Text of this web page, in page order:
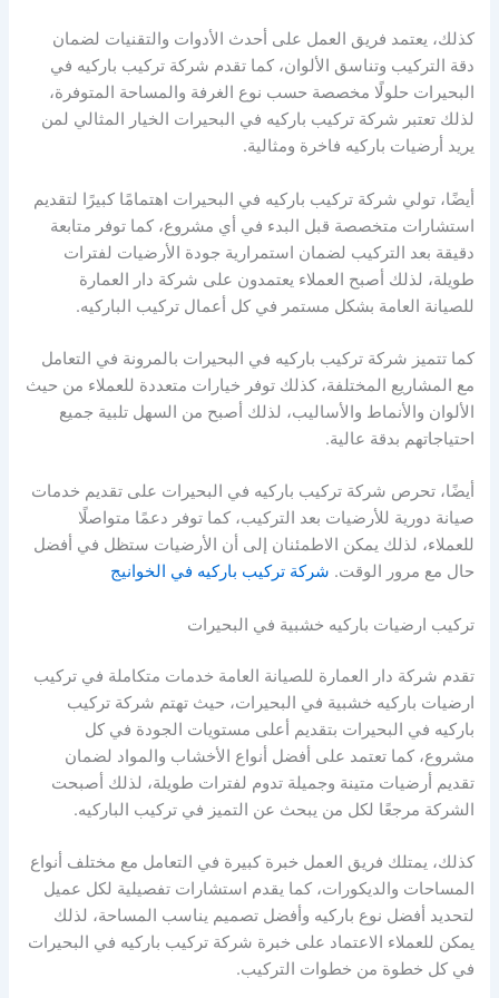
كذلك، يعتمد فريق العمل على أحدث الأدوات والتقنيات لضمان
دقة التركيب وتناسق الألوان، كما تقدم شركة تركيب باركيه في
البحيرات حلولًا مخصصة حسب نوع الغرفة والمساحة المتوفرة،
لذلك تعتبر شركة تركيب باركيه في البحيرات الخيار المثالي لمن
يريد أرضيات باركيه فاخرة ومثالية.
أيضًا، تولي شركة تركيب باركيه في البحيرات اهتمامًا كبيرًا لتقديم
استشارات متخصصة قبل البدء في أي مشروع، كما توفر متابعة
دقيقة بعد التركيب لضمان استمرارية جودة الأرضيات لفترات
طويلة، لذلك أصبح العملاء يعتمدون على شركة دار العمارة
للصيانة العامة بشكل مستمر في كل أعمال تركيب الباركيه.
كما تتميز شركة تركيب باركيه في البحيرات بالمرونة في التعامل
مع المشاريع المختلفة، كذلك توفر خيارات متعددة للعملاء من حيث
الألوان والأنماط والأساليب، لذلك أصبح من السهل تلبية جميع
احتياجاتهم بدقة عالية.
أيضًا، تحرص شركة تركيب باركيه في البحيرات على تقديم خدمات
صيانة دورية للأرضيات بعد التركيب، كما توفر دعمًا متواصلًا
للعملاء، لذلك يمكن الاطمئنان إلى أن الأرضيات ستظل في أفضل
حال مع مرور الوقت. شركة تركيب باركيه في الخوانيج
تركيب ارضيات باركيه خشبية في البحيرات
تقدم شركة دار العمارة للصيانة العامة خدمات متكاملة في تركيب
ارضيات باركيه خشبية في البحيرات، حيث تهتم شركة تركيب
باركيه في البحيرات بتقديم أعلى مستويات الجودة في كل
مشروع، كما تعتمد على أفضل أنواع الأخشاب والمواد لضمان
تقديم أرضيات متينة وجميلة تدوم لفترات طويلة، لذلك أصبحت
الشركة مرجعًا لكل من يبحث عن التميز في تركيب الباركيه.
كذلك، يمتلك فريق العمل خبرة كبيرة في التعامل مع مختلف أنواع
المساحات والديكورات، كما يقدم استشارات تفصيلية لكل عميل
لتحديد أفضل نوع باركيه وأفضل تصميم يناسب المساحة، لذلك
يمكن للعملاء الاعتماد على خبرة شركة تركيب باركيه في البحيرات
في كل خطوة من خطوات التركيب.